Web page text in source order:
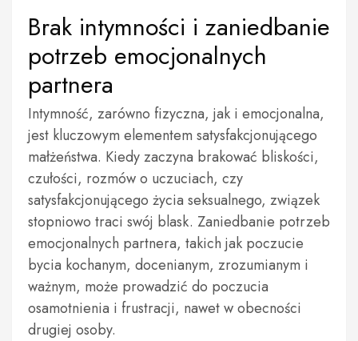
Brak intymności i zaniedbanie
potrzeb emocjonalnych
partnera
Intymność, zarówno fizyczna, jak i emocjonalna,
jest kluczowym elementem satysfakcjonującego
małżeństwa. Kiedy zaczyna brakować bliskości,
czułości, rozmów o uczuciach, czy
satysfakcjonującego życia seksualnego, związek
stopniowo traci swój blask. Zaniedbanie potrzeb
emocjonalnych partnera, takich jak poczucie
bycia kochanym, docenianym, zrozumianym i
ważnym, może prowadzić do poczucia
osamotnienia i frustracji, nawet w obecności
drugiej osoby.